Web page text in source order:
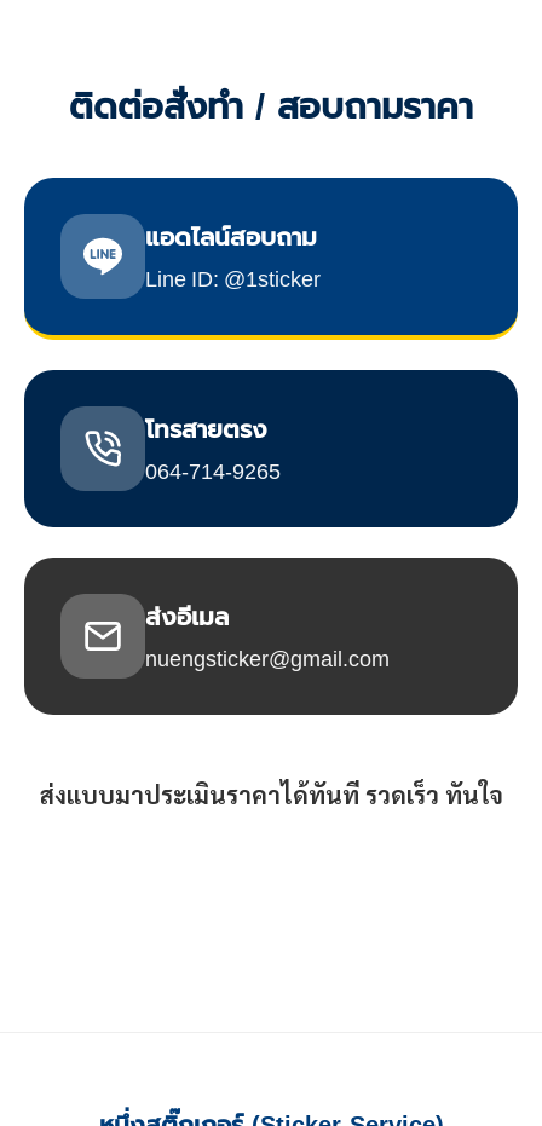
ติดต่อสั่งทำ / สอบถามราคา
แอดไลน์สอบถาม
Line ID: @1sticker
โทรสายตรง
064-714-9265
ส่งอีเมล
nuengsticker@gmail.com
ส่งแบบมาประเมินราคาได้ทันที รวดเร็ว ทันใจ